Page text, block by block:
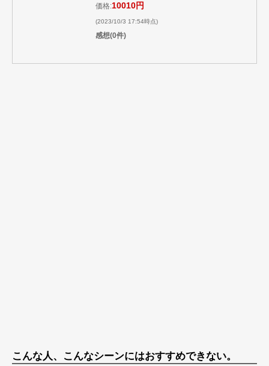
価格:10010円
(2023/10/3 17:54時点)
感想(0件)
こんな人、こんなシーンにはおすすめできない。